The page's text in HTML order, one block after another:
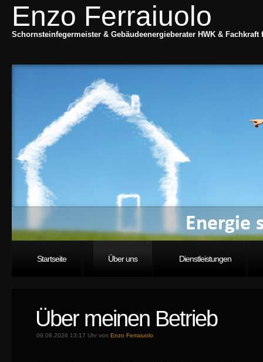
Enzo Ferraiuolo
Schornsteinfegermeister & Gebäudeenergieberater HWK & Fachkraft
Startseite Über uns Dienstleistungen
Über meinen Betrieb
09.08.2026 13:17 Uhr von Enzo Ferraiuolo